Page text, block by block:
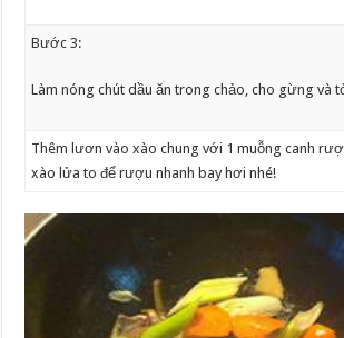
Bước 3:
Làm nóng chút dầu ăn trong chảo, cho gừng và
Thêm lươn vào xào chung với 1 muỗng canh
xào lửa to để rượu nhanh bay hơi nhé!